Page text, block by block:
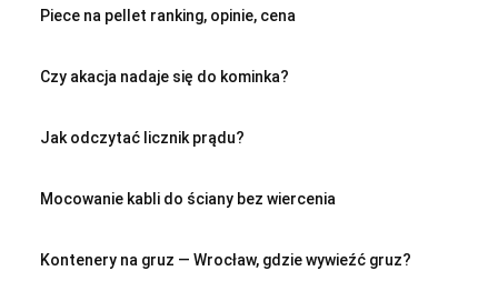
Piece na pellet ranking, opinie, cena
Czy akacja nadaje się do kominka?
Jak odczytać licznik prądu?
Mocowanie kabli do ściany bez wiercenia
Kontenery na gruz — Wrocław, gdzie wywieźć gruz?